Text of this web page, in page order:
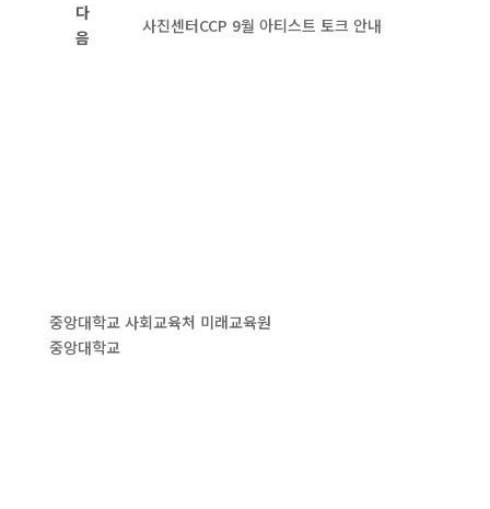
다
음
사진센터CCP 9월 아티스트 토크 안내
중앙대학교 사회교육처 미래교육원
중앙대학교